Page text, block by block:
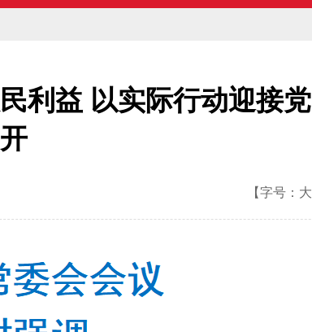
利益 以实际行动迎接党
【字号： 大